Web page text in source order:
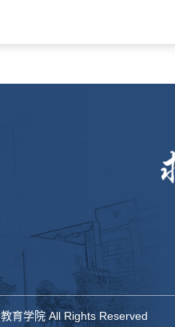
育学院 All Rights Reserved